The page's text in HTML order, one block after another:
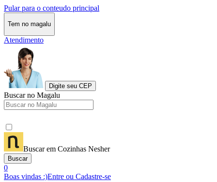
Pular para o conteudo principal
Tem no magalu
Atendimento
Digite seu CEP
Buscar no Magalu
Buscar em Cozinhas Nesher
Buscar
0
Boas vindas :)Entre ou Cadastre-se